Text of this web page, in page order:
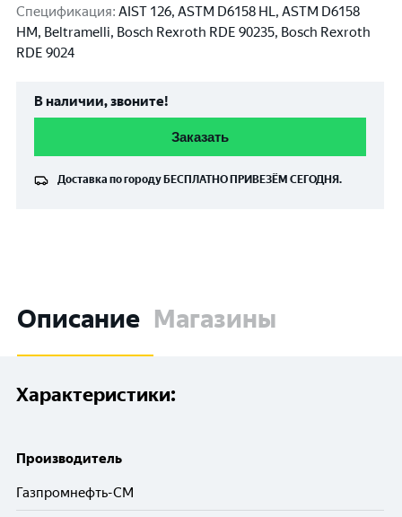
Спецификация: AIST 126, ASTM D6158 HL, ASTM D6158
HM, Beltramelli, Bosch Rexroth RDE 90235, Bosch Rexroth
RDE 9024
В наличии, звоните!
Заказать
Доставка по городу БЕСПЛАТНО ПРИВЕЗЁМ СЕГОДНЯ.
Описание Магазины
Характеристики:
Производитель
Газпромнефть-СМ